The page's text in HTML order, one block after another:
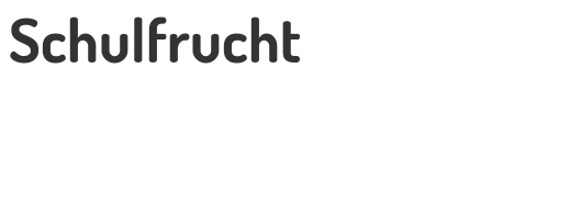
Schulfrucht